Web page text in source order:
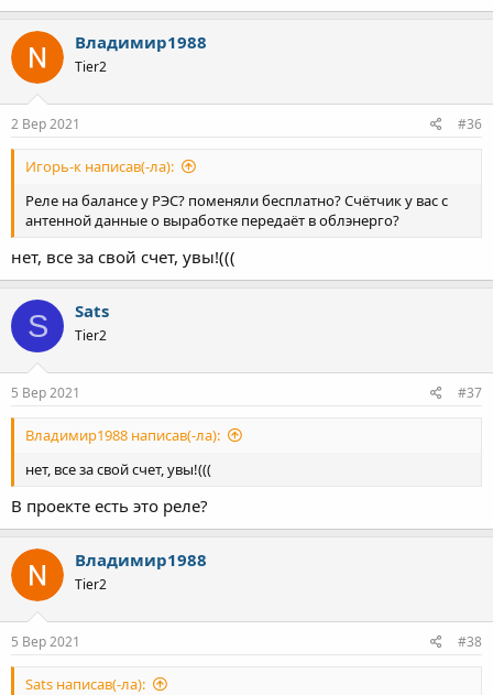
Владимир1988
Tier2
2 Вер 2021 #36
Игорь-к написав(-ла):
Реле на балансе у РЭС? поменяли бесплатно? Счётчик у вас с
антенной данные о выработке передаёт в облэнерго?
нет, все за свой счет, увы!(((
S Sats
Tier2
5 Вер 2021 #37
Владимир1988 написав(-ла):
нет, все за свой счет, увы!(((
В проекте есть это реле?
Владимир1988
Tier2
5 Вер 2021 #38
Sats написав(-ла):